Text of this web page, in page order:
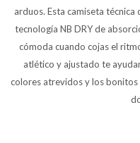
arduos. Esta camiseta técnica
tecnología NB DRY de
cómoda cuando cojas el
atlético y ajustado te
colores atrevidos y los